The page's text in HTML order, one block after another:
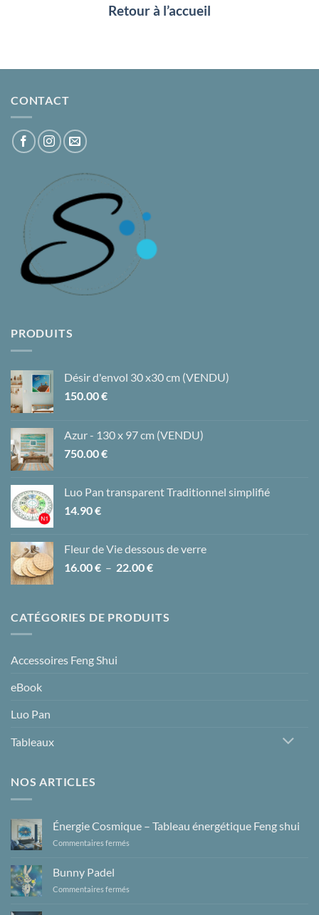
Retour à l’accueil
CONTACT
PRODUITS
Désir d'envol 30 x30 cm (VENDU)
150.00€
Azur - 130 x 97 cm (VENDU)
750.00€
Luo Pan transparent Traditionnel simplifié
14.90€
Fleur de Vie dessous de verre
16.00€ – 22.00€Plage
16.00 €
à
CATÉGORIES DE PRODUITS
Accessoires Feng Shui
eBook
Luo Pan
Tableaux
NOS ARTICLES
Énergie Cosmique – Tableau énergétique Feng shui
Commentaires fermés
Tableau
Bunny Padel
Commentaires fermés